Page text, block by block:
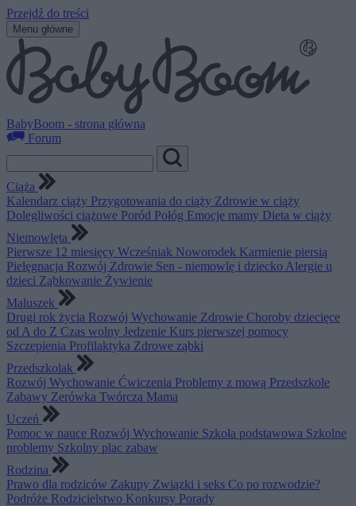
Przejdź do treści
Menu główne
BabyBoom - strona główna
Forum
Ciąża
Kalendarz ciąży Przygotowania do ciąży Zdrowie w ciąży
Dolegliwości ciążowe Poród Połóg Emocje mamy Dieta w ciąży
Niemowlęta
Pierwsze 12 miesięcy Wcześniak Noworodek Karmienie piersią
Pielęgnacja Rozwój Zdrowie Sen - niemowlę i dziecko Alergie u
dzieci Ząbkowanie Żywienie
Maluszek
Drugi rok życia Rozwój Wychowanie Zdrowie Choroby dziecięce
od A do Z Czas wolny Jedzenie Kurs pierwszej pomocy
Szczepienia Profilaktyka Zdrowe ząbki
Przedszkolak
Rozwój Wychowanie Ćwiczenia Problemy z mową Przedszkole
Zabawy Zerówka Twórcza Mama
Uczeń
Pomoc w nauce Rozwój Wychowanie Szkoła podstawowa Szkolne
problemy Szkolny plac zabaw
Rodzina
Prawo dla rodziców Zakupy Związki i seks Co po rozwodzie?
Podróże Rodzicielstwo Konkursy Porady